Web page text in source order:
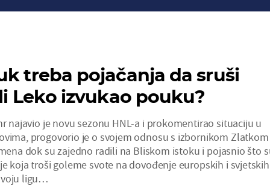
treba pojačanja da sruši
Leko izvukao pouku?
najavio je novu sezonu HNL-a i prokomentirao situaciju u
progovorio je o svojem odnosu s izbornikom Zlatkom
dok su zajedno radili na Bliskom istoku i pojasnio što
koja troši goleme svote na dovođenje europskih i svjetskih
ligu…